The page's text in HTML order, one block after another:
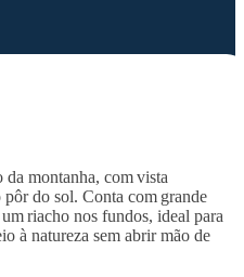
da montanha, comvista
pôr do sol. Conta com grande
riacho nos fundos, ideal para
à natureza sem abrir mão de